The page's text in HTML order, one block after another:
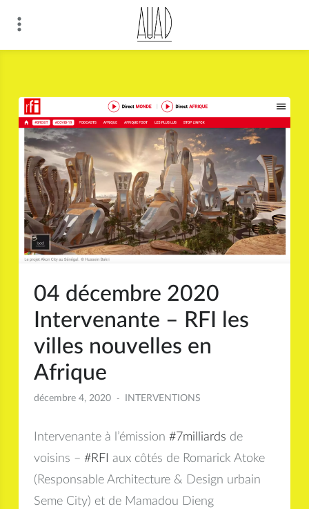
04 décembre 2020
Intervenante – RFI les
villes nouvelles en
Afrique
décembre 4, 2020 INTERVENTIONS
Intervenante à l’émission#7milliards de
voisins –#RFI
aux côtés de Romarick Atoke
(Responsable Architecture & Design urbain
Seme City) et de Mamadou Dieng